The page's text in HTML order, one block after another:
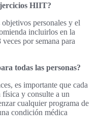
HIIT?
personales y el
incluirlos en la
por semana para
todas las personas?
es importante que cada
y consulte a un
cualquier programa de
condición médica